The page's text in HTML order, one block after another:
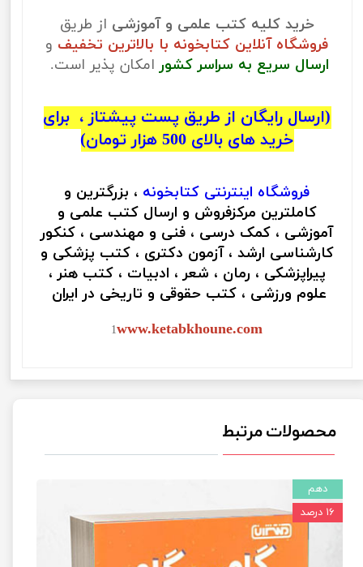
خرید کلیه کتب علمی و آموزشی از طریق
فروشگاه آنلاین کتابخونه با بالاترین تخفیف و
ارسال سریع به سراسر کشور امکان پذیر است.
(ارسال رایگان از طریق پست پیشتاز ، برای
خرید های بالای 500 هزار تومان)
فروشگاه اینترنتی کتابخونه ، بزرگترین و
کاملترین مرکزفروش و ارسال کتب علمی و
آموزشی ، کمک درسی ، فنی و مهندسی ، کنکور
کارشناسی ارشد ، آزمون دکتری ، کتب پزشکی و
پیراپزشکی ، رمان ، شعر ، ادبیات ، کتب هنر ،
علوم ورزشی ، کتب حقوقی و تاریخی در ایران
1www.ketabkhoune.com
محصولات مرتبط
دهم
۱۶ درصد